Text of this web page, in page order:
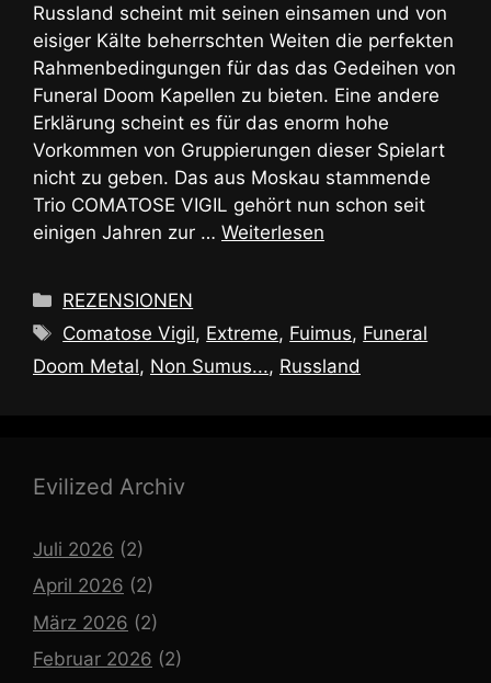
Russland scheint mit seinen einsamen und von
eisiger Kälte beherrschten Weiten die perfekten
Rahmenbedingungen für das das Gedeihen von
Funeral Doom Kapellen zu bieten. Eine andere
Erklärung scheint es für das enorm hohe
Vorkommen von Gruppierungen dieser Spielart
nicht zu geben. Das aus Moskau stammende
Trio COMATOSE VIGIL gehört nun schon seit
einigen Jahren zur … Weiterlesen
Kategorien
REZENSIONEN
Schlagwörter
Comatose Vigil, Extreme, Fuimus, Funeral
Doom Metal, Non Sumus..., Russland
Evilized Archiv
Juli 2026 (2)
April 2026 (2)
März 2026 (2)
Februar 2026 (2)